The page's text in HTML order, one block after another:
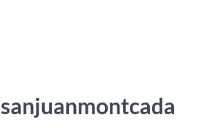
sanjuanmontcada